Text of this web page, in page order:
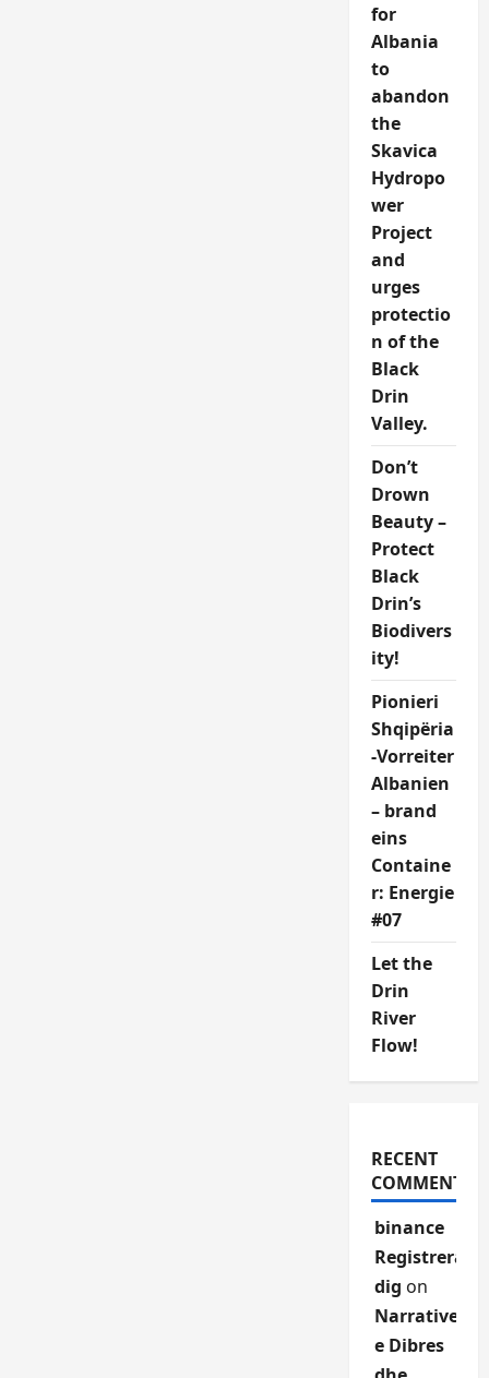
for
Albania
to
abandon
the
Skavica
Hydropo
wer
Project
and
urges
protectio
n of the
Black
Drin
Valley.
Don’t
Drown
Beauty –
Protect
Black
Drin’s
Biodivers
ity!
Pionieri
Shqipëria
-Vorreiter
Albanien
– brand
eins
Containe
r: Energie
#07
Let the
Drin
River
Flow!
RECENT
COMMENTS
binance
Registrera
dig on
Narrative
e Dibres